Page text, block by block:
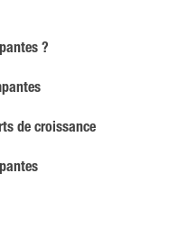
?
de croissance